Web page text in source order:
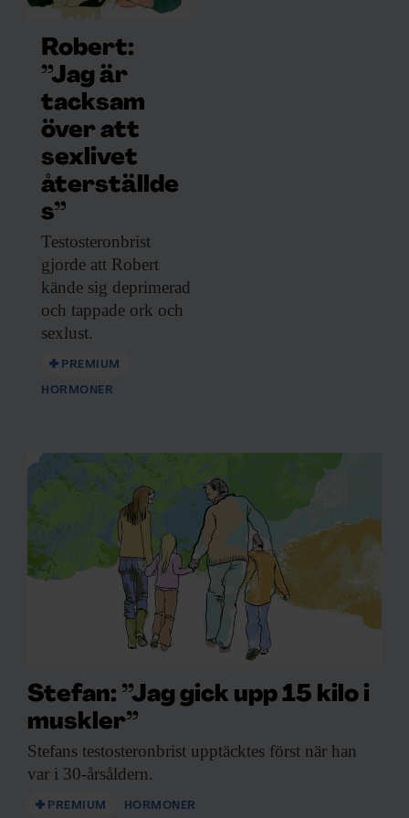
Robert:
”Jag är
tacksam
över att
sexlivet
återställde
s”
Testosteronbrist
gjorde att Robert
kände sig deprimerad
och tappade ork och
sexlust.
PREMIUM
HORMONER
Stefan: ”Jag gick upp 15 kilo i
muskler”
Stefans testosteronbrist upptäcktes först när han
var i 30-årsåldern.
PREMIUM HORMONER